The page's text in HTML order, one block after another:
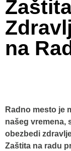
na
Radno mesto je
našeg vremena,
obezbedi
Zaštita na radu